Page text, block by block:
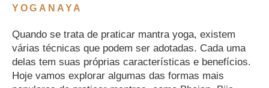
YOGANAYA
Quando se trata de praticar mantra yoga, existem
várias técnicas que podem ser adotadas. Cada uma
delas tem suas próprias características e benefícios.
Hoje vamos explorar algumas das formas mais